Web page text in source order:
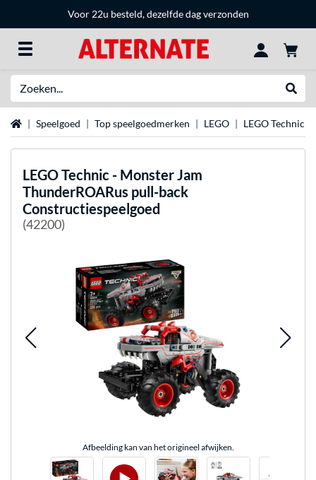
Voor 22u besteld, dezelfde dag verzonden
HomeSpeelgoed Top speelgoedmerken LEGO LEGO Technic
LEGOTechnic - Monster Jam
ThunderROARus pull-back
Constructiespeelgoed
(42200)
Afbeelding kan van het origineel afwijken.